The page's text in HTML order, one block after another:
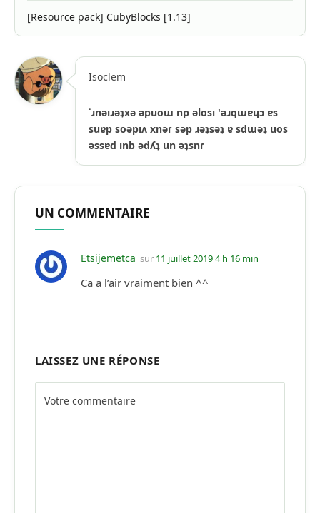
[Resource pack] CubyBlocks [1.13]
Isoclem
˙ɹnǝıɹǝʇxǝ ǝpuoɯ np ǝlosı 'ǝɹqɯɐɥɔ ɐs
suɐp soǝpıʌ xnǝɾ sǝp ɹǝʇsǝʇ ɐ sdɯǝʇ uos
ǝssɐd ınb ǝdʎʇ un ǝʇsnɾ
UN COMMENTAIRE
Etsijemetca sur 11 juillet 2019 4 h 16 min
Ca a l’air vraiment bien ^^
LAISSEZ UNE RÉPONSE